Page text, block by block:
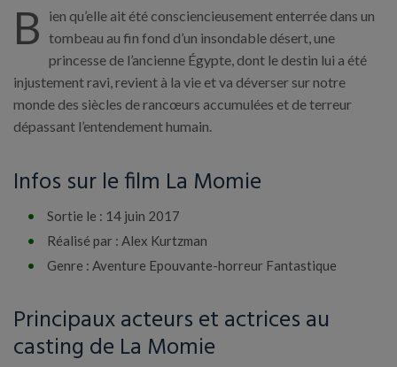
B
ien qu’elle ait été consciencieusement enterrée dans un
tombeau au fin fond d’un insondable désert, une
princesse de l’ancienne Égypte, dont le destin lui a été
injustement ravi, revient à la vie et va déverser sur notre
monde des siècles de rancœurs accumulées et de terreur
dépassant l’entendement humain.
Infos sur le film La Momie
Sortie le : 14 juin 2017
Réalisé par : Alex Kurtzman
Genre : Aventure Epouvante-horreur Fantastique
Principaux acteurs et actrices au
casting de La Momie